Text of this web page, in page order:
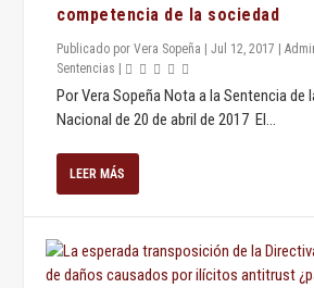
competencia de la sociedad
Publicado porVera Sopeña |Jul 12, 2017 |
Sentencias
Por Vera Sopeña Nota a la Sentencia de
Nacional de 20 de abril de 2017 El...
LEER MÁS